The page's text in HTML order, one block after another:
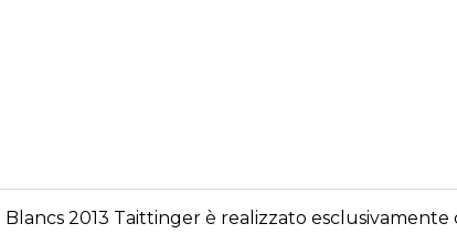
2013 Taittinger è realizzato